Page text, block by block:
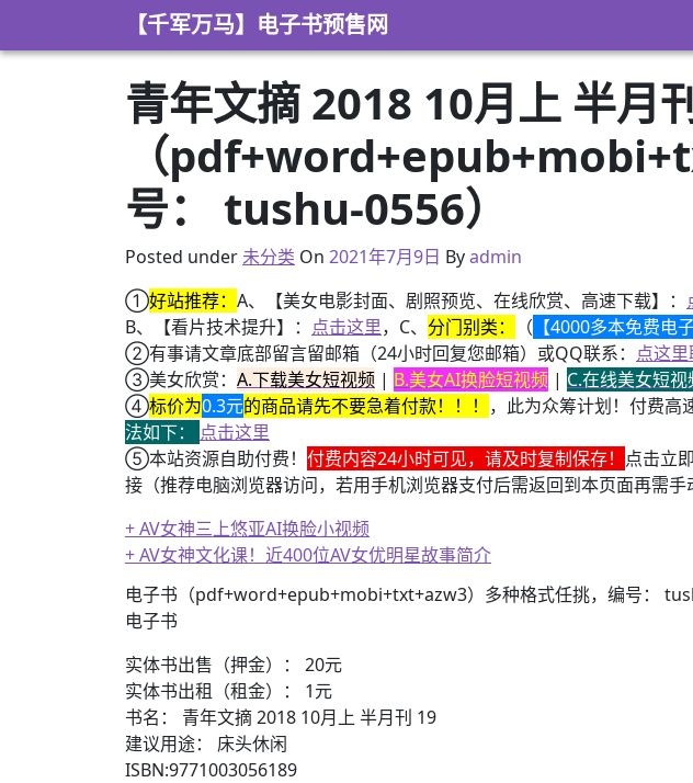
【千军万马】电子书预售网
青年文摘 2018 10月上 半月
（
号： tushu-0556）
Posted under未分类 On 2021年4月14日
2021年7月9日 Byadmin
①好站推荐： A、【美女电影封面、剧照预览、在线欣赏、高速下载】：
B、【看片技术提升】： 点击这里，C、 分门别类： （ 【4000多本免费电
②有事请文章底部留言留邮箱（24小时回复您邮箱）或QQ联系： 点这
③美女欣赏： A.下载美女短视频 | B.美女AI换脸短视频 | C.在线美女短视
④标价为0.3元的商品请先不要急着付款！！！ ，此为众筹计划！付费高
法如下： 点击这里
⑤本站资源自助付费！ 付费内容24小时可见，请及时复制保存！ 点击立
接（推荐电脑浏览器访问，若用手机浏览器支付后需返回到本页面再需手
+ AV女神三上悠亚AI换脸小视频
+ AV女神文化课！近400位AV女优明星故事简介
+ 恭喜IP为180.201.1.217的网友为电子书籍《动力电池管理系统核心算法
电子书（pdf+word+epub+mobi+txt+azw3）多种格式任挑，编号：
电子书
实体书出售（押金）： 20元
实体书出租（租金）： 1元
书名： 青年文摘 2018 10月上 半月刊 19
建议用途： 床头休闲
ISBN:9771003056189